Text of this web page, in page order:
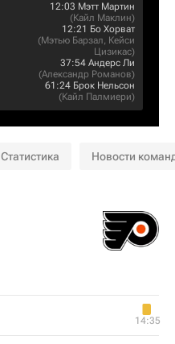
12:03 Мэтт Мартин
(Кайл Маклин)
12:21 Бо Хорват
(Мэтью Барзал, Кейси
Цизикас)
37:54 Андерс Ли
(Александр Романов)
61:24 Брок Нельсон
(Кайл Палмиери)
Статистика Новости
14:35